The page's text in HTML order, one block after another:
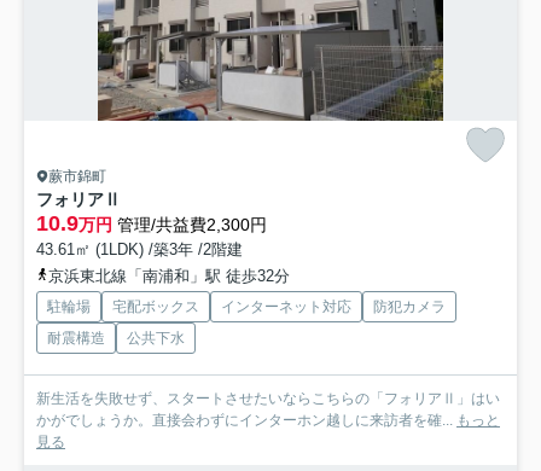
蕨市錦町
フォリアⅡ
10.9万円 管理/共益費2,300円
43.61㎡ (1LDK) /築3年 /2階建
京浜東北線「南浦和」駅 徒歩32分
駐輪場 宅配ボックス インターネット対応
防犯カメラ
耐震構造
公共下水
新生活を失敗せず、スタートさせたいならこちらの「フォリアⅡ」はい
かがでしょうか。直接会わずにインターホン越しに来訪者を確...
もっと
見る